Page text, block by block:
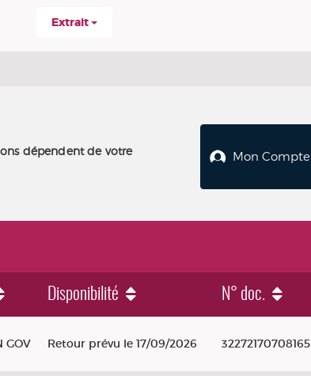
Extrait
dépendent de votre
Mon Compte
Disponibilité N° doc.
GOV Retour prévu le 17/09/2026 32272170708165